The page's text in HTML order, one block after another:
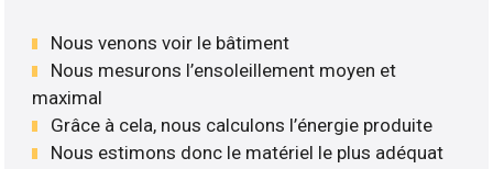
Nous venons voir le bâtiment
Nous mesurons l’ensoleillement moyen et
maximal
Grâce à cela, nous calculons l’énergie produite
Nous estimons donc le matériel le plus adéquat